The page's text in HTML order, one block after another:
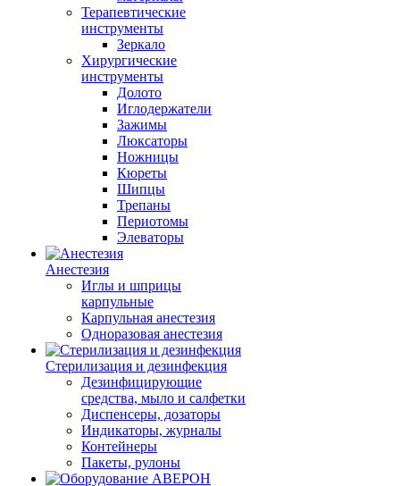
Терапевтические
инструменты
Зеркало
Хирургические
инструменты
Долото
Иглодержатели
Зажимы
Люксаторы
Ножницы
Кюреты
Шипцы
Трепаны
Периотомы
Элеваторы
Анестезия
Иглы и шприцы
карпульные
Карпульная анестезия
Одноразовая анестезия
Стерилизация и дезинфекция
Дезинфицирующие
средства, мыло и салфетки
Диспенсеры, дозаторы
Индикаторы, журналы
Контейнеры
Пакеты, рулоны